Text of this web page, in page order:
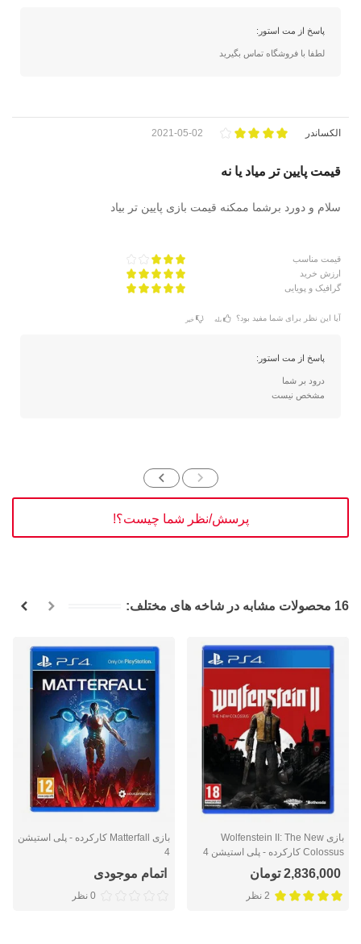
پاسخ از مت استور:
لطفا با فروشگاه تماس بگیرید
الکساندر 2021-05-02
قیمت پایین تر میاد یا نه
سلام و دورد برشما ممکنه قیمت بازی پایین تر بیاد
قیمت مناسب
ارزش خرید
گرافیک و پویایی
آیا این نظر برای شما مفید بود؟ بله خیر
پاسخ از مت استور:
درود بر شما
مشخص نیست
پرسش/نظر شما چیست؟!
16 محصولات مشابه در شاخه های مختلف:
بازی Wolfenstein II: The New
Colossus کارکرده - پلی استیشن 4
2,836,000 تومان
2 نظر
بازی Matterfall کارکرده - پلی استیشن
4
اتمام موجودی
0 نظر